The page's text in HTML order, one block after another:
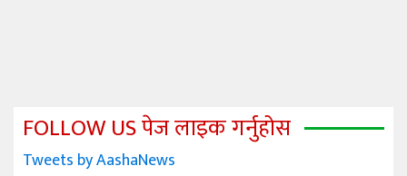
FOLLOW US पेज लाइक गर्नुहोस
Tweets by AashaNews